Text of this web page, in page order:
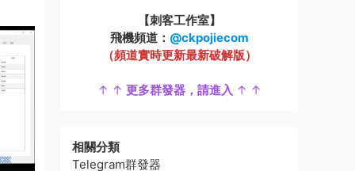
【刺客工作室】
飛機頻道： @ckpojiecom
（頻道實時更新最新破解版）
↑ ↑ 更多群發器，請進入 ↑ ↑
相關分類
Telegram群發器